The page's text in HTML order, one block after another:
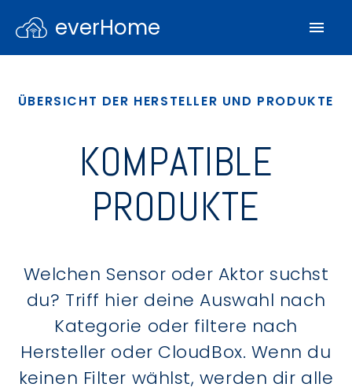
everHome
ÜBERSICHT DER HERSTELLER UND PRODUKTE
KOMPATIBLE
PRODUKTE
Welchen Sensor oder Aktor suchst
du? Triff hier deine Auswahl nach
Kategorie oder filtere nach
Hersteller oder CloudBox. Wenn du
keinen Filter wählst, werden dir alle